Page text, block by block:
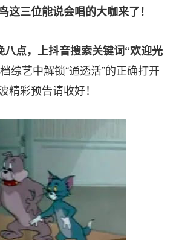
这三位能说会唱的大咖来了！
八点，上抖音搜索关键词“欢迎光
综艺中解锁“通透活”的正确打开
精彩预告请收好！